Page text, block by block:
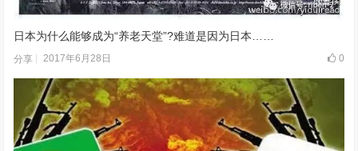
日本为什么能够成为“养老天堂”?难道是因为日本……
分享 2017年6月28日 0